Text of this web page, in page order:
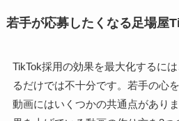
若手が応募したくなる足場屋
TikTok採用の効果を最大化するに
るだけでは不十分です。若手の心
動画にはいくつかの共通点があり